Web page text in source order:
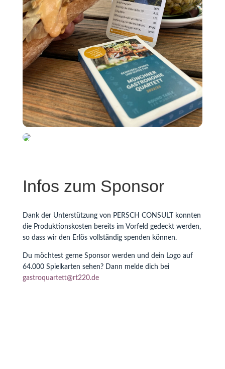
Infos zum Sponsor
Dank der Unterstützung von PERSCH CONSULT konnten
die Produktionskosten bereits im Vorfeld gedeckt werden,
so dass wir den Erlös vollständig spenden können.
Du möchtest gerne Sponsor werden und dein Logo auf
64.000 Spielkarten sehen? Dann melde dich bei
gastroquartett@rt220.de